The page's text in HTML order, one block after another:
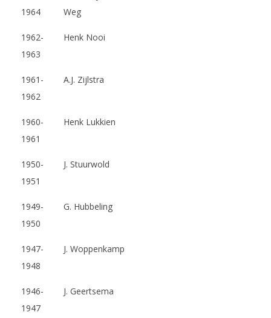
1964
Weg
1962-
1963
Henk Nooi
1961-
1962
A.J. Zijlstra
1960-
1961
Henk Lukkien
1950-
1951
J. Stuurwold
1949-
1950
G. Hubbeling
1947-
1948
J. Woppenkamp
1946-
1947
J. Geertsema